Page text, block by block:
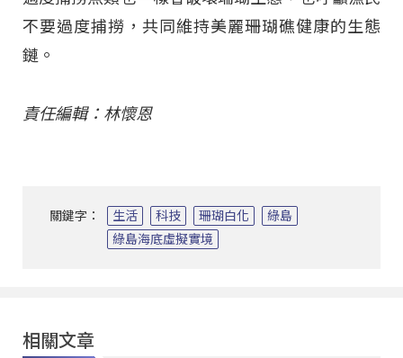
不要過度捕撈，共同維持美麗珊瑚礁健康的生態
鏈。
責任編輯：林懷恩
關鍵字： 生活 科技 珊瑚白化
綠島
綠島海底虛擬實境
相關文章